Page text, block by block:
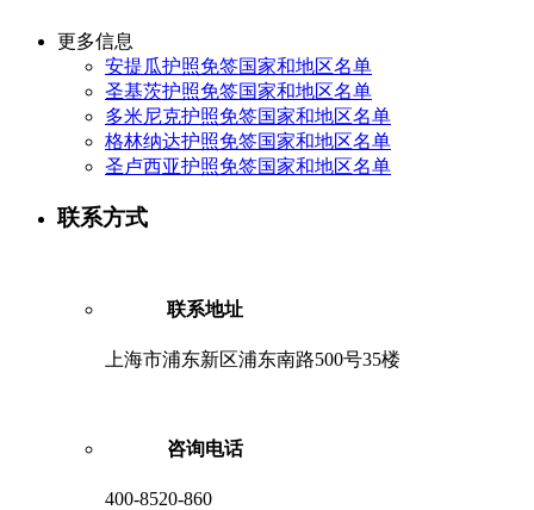
更多信息
安提瓜护照免签国家和地区名单
圣基茨护照免签国家和地区名单
多米尼克护照免签国家和地区名单
格林纳达护照免签国家和地区名单
圣卢西亚护照免签国家和地区名单
联系方式
联系地址
上海市浦东新区浦东南路500号35楼
咨询电话
400-8520-860